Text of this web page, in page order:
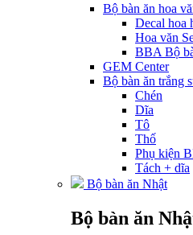
Bộ bàn ăn hoa
Decal hoa
Hoa văn
BBA Bộ
GEM Center
Bộ bàn ăn trắng
Chén
Dĩa
Tô
Thố
Phụ kiện
Tách + dĩa
Bộ bàn ăn Nhật
Bộ bàn ăn